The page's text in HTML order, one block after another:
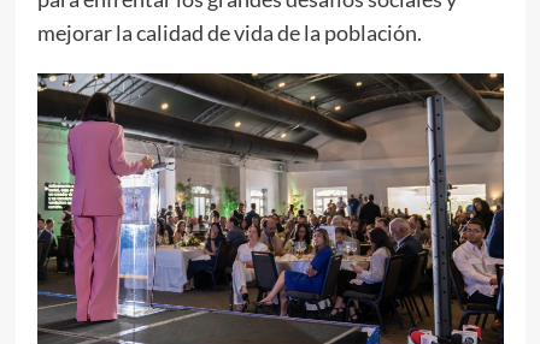
mejorar la calidad de vida de la población.